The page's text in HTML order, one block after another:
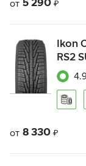
от 5 290 ₽
Ikon
RS2
от 8 330 ₽